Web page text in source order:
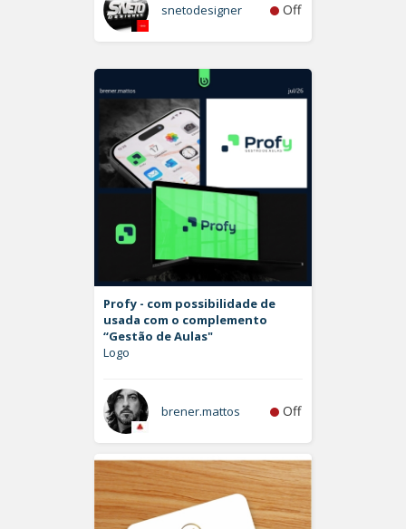
snetodesigner Off
Profy - com possibilidade de
usada com o complemento
“Gestão de Aulas"
Logo
brener.mattos Off